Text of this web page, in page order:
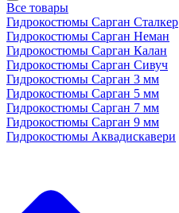
Все товары
Гидрокостюмы Сарган Сталкер
Гидрокостюмы Сарган Неман
Гидрокостюмы Сарган Калан
Гидрокостюмы Сарган Сивуч
Гидрокостюмы Сарган 3 мм
Гидрокостюмы Сарган 5 мм
Гидрокостюмы Сарган 7 мм
Гидрокостюмы Сарган 9 мм
Гидрокостюмы Аквадискавери